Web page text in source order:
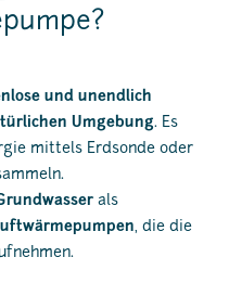
und unendlich
Umgebung. Es
mittels Erdsonde oder
als
, die die